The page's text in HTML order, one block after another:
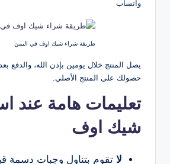
واتساب
طريقة شراء شيك اوف في اليمن
يصل المنتج خلال يومين بإذن الله، والدفع
حصولك على المنتج الأصلي.
تعليمات هامة عند
شيك اوف
لا تقوم بتناول وجبات دسمة